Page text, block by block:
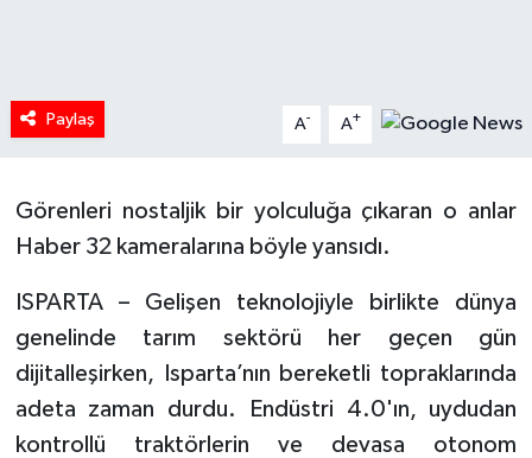
Paylaş A- A+
Görenleri nostaljik bir yolculuğa çıkaran o anlar
Haber 32 kameralarına böyle yansıdı.
ISPARTA – Gelişen teknolojiyle birlikte dünya
genelinde tarım sektörü her geçen gün
dijitalleşirken, Isparta’nın bereketli topraklarında
adeta zaman durdu. Endüstri 4.0'ın, uydudan
kontrollü traktörlerin ve devasa otonom
Spor
Türkiye
İletişim